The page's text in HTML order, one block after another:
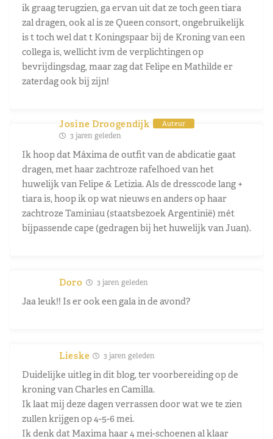
ik graag terugzien, ga ervan uit dat ze toch geen tiara
zal dragen, ook al is ze Queen consort, ongebruikelijk
is t toch wel dat t Koningspaar bij de Kroning van een
collega is, wellicht ivm de verplichtingen op
bevrijdingsdag, maar zag dat Felipe en Mathilde er
zaterdag ook bij zijn!
Josine Droogendijk Auteur
3 jaren geleden
Ik hoop dat Máxima de outfit van de abdicatie gaat
dragen, met haar zachtroze rafelhoed van het
huwelijk van Felipe & Letizia. Als de dresscode lang +
tiara is, hoop ik op wat nieuws en anders op haar
zachtroze Taminiau (staatsbezoek Argentinië) mét
bijpassende cape (gedragen bij het huwelijk van Juan).
Doro 3 jaren geleden
Jaa leuk!! Is er ook een gala in de avond?
Lieske 3 jaren geleden
Duidelijke uitleg in dit blog, ter voorbereiding op de
kroning van Charles en Camilla.
Ik laat mij deze dagen verrassen door wat we te zien
zullen krijgen op 4-5-6 mei.
Ik denk dat Maxima haar 4 mei-schoenen al klaar